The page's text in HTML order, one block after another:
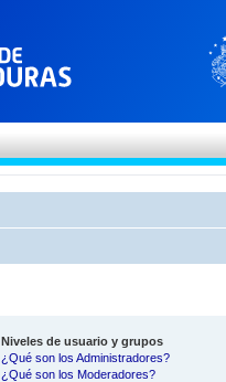
Niveles de usuario y grupos
¿Qué son los Administradores?
¿Qué son los Moderadores?